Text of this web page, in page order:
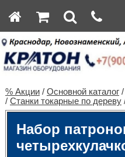
% Акции/ Основной каталог/
/ Станки токарные по дереву
Набор